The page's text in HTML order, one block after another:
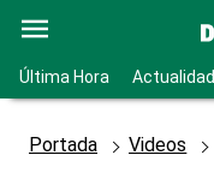
Última Hora Actualidad
Portada Videos